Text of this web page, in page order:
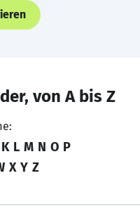
von A bis Z
K L M N O P
X Y Z